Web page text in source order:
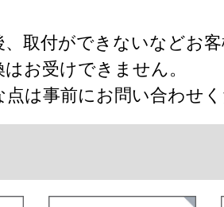
取付ができないなどお
はお受けできません。
点は事前にお問い合わせ